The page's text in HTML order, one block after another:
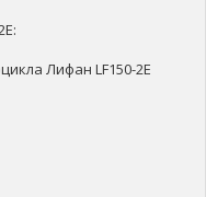
Лифан LF150-2E